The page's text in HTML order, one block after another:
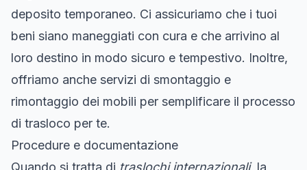
deposito temporaneo. Ci assicuriamo che i tuoi
beni siano maneggiati con cura e che arrivino al
loro destino in modo sicuro e tempestivo. Inoltre,
offriamo anche servizi di smontaggio e
rimontaggio dei mobili per semplificare il processo
di trasloco per te.
Procedure e documentazione
Quando si tratta di traslochi internazionali, la